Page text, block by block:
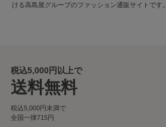
ける高島屋グループのファッション通販サイトです。
税込5,000円以上で
送料無料
税込5,000円未満で
全国一律715円